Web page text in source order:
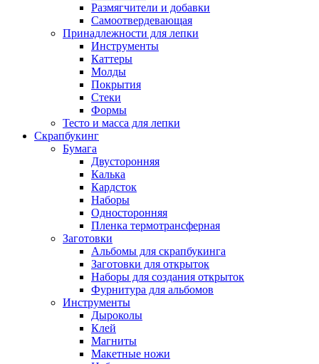
Размягчители и добавки
Самоотвердевающая
Принадлежности для лепки
Инструменты
Каттеры
Молды
Покрытия
Стеки
Формы
Тесто и масса для лепки
Скрапбукинг
Бумага
Двусторонняя
Калька
Кардсток
Наборы
Односторонняя
Пленка термотрансферная
Заготовки
Альбомы для скрапбукинга
Заготовки для открыток
Наборы для создания открыток
Фурнитура для альбомов
Инструменты
Дыроколы
Клей
Магниты
Макетные ножи